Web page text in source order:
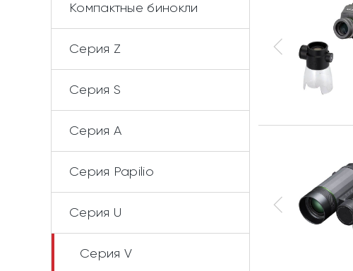
Компактные бинокли
Серия Z
Серия S
Серия А
Cерия Papilio
Серия U
Серия V